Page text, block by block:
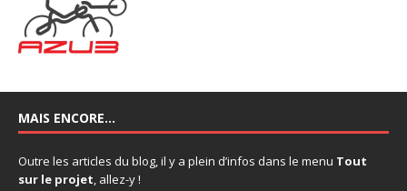
MAIS ENCORE…
Outre les articles du blog, il y a plein d’infos dans le menu Tout
sur le projet, allez-y !